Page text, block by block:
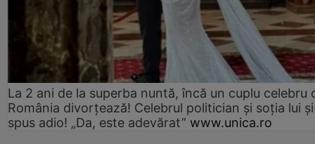
La 2 ani de la superba nuntă, încă un cuplu celebru
România divorțează! Celebrul politician și soția lui
spus adio! „Da, este adevărat” www.unica.ro